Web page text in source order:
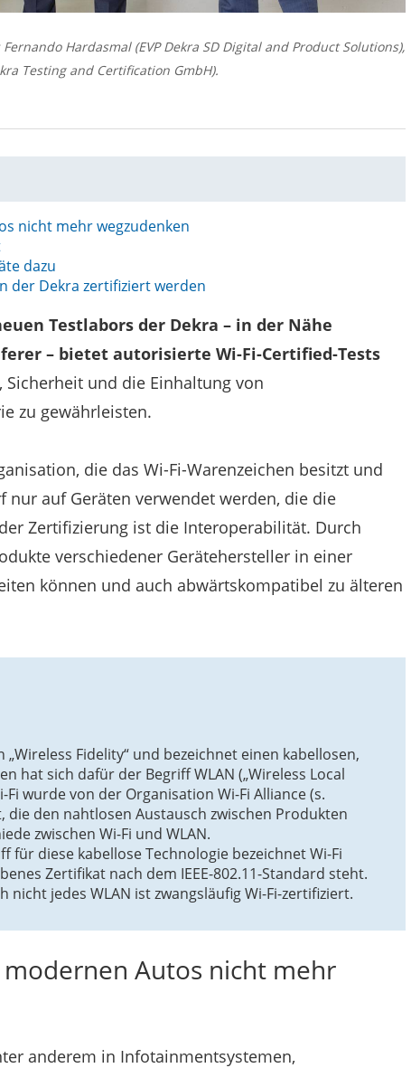
Hardasmal (EVP Dekra SD Digital and Product Solutions),
Testing and Certification GmbH).
nicht mehr wegzudenken
dazu
der Dekra zertifiziert werden
Testlabors der Dekra – in der Nähe
– bietet autorisierte Wi-Fi-Certified-Tests
und die Einhaltung von
zu gewährleisten.
die das Wi-Fi-Warenzeichen besitzt und
nur auf Geräten verwendet werden, die die
Zertifizierung ist die Interoperabilität. Durch
verschiedener Gerätehersteller in einer
können und auch abwärtskompatibel zu älteren
Fidelity“ und bezeichnet einen kabellosen,
hat sich dafür der Begriff WLAN („Wireless Local
wurde von der Organisation Wi-Fi Alliance (s.
den nahtlosen Austausch zwischen Produkten
zwischen Wi-Fi und WLAN.
für diese kabellose Technologie bezeichnet Wi-Fi
Zertifikat nach dem IEEE-802.11-Standard steht.
nicht jedes WLAN ist zwangsläufig Wi-Fi-zertifiziert.
modernen Autos nicht mehr
anderem in Infotainmentsystemen,